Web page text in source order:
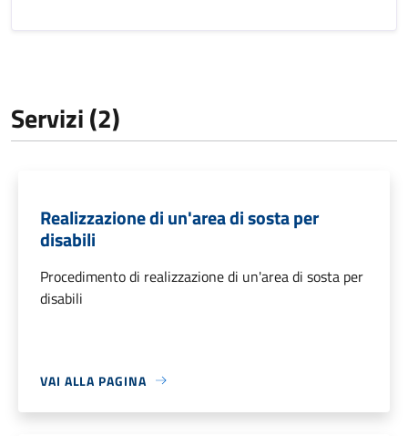
Servizi (2)
Realizzazione di un'area di sosta per
disabili
Procedimento di realizzazione di un'area di sosta per
disabili
VAI ALLA PAGINA